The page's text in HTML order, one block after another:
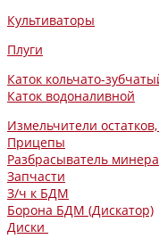
Культиваторы
Плуги
Каток кольчато-
Каток водоналивной
Измельчители
Прицепы
Разбрасыватель
Запчасти
З/ч к БДМ
Борона БДМ (Дискатор)
Диски